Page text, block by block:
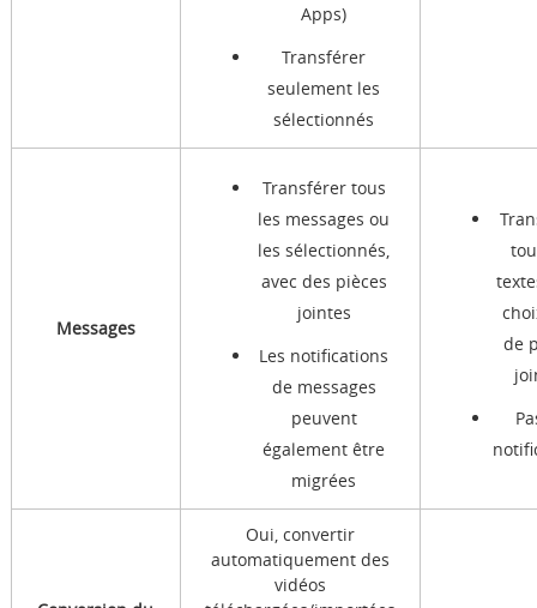
Apps)
Transférer
seulement les
sélectionnés
Messages
Transférer tous
les messages ou
les sélectionnés,
avec des pièces
jointes
Les notifications
de messages
peuvent
également être
migrées
de
Oui, convertir
automatiquement des
vidéos